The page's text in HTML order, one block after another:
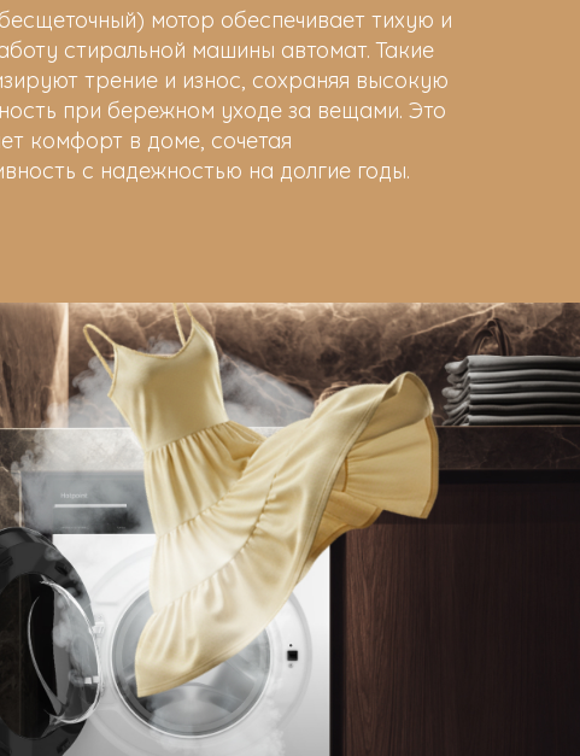
мотор обеспечивает тихую и
стиральной машины автомат. Такие
трение и износ, сохраняя высокую
при бережном уходе за вещами. Это
комфорт в доме, сочетая
с надежностью на долгие годы.